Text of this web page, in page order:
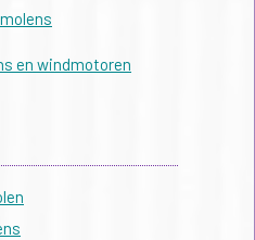
en windmotoren